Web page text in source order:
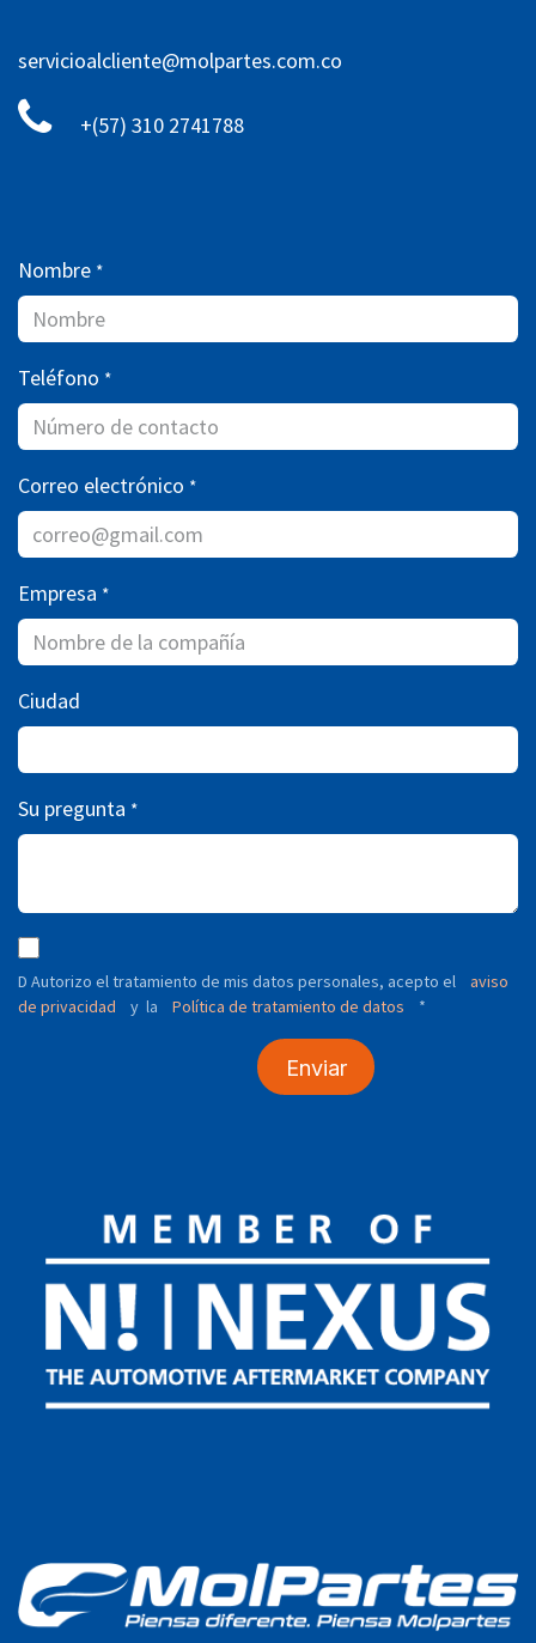
servicioalcliente@molpartes.com.co
+(57) 310 2741788
Nombre *
Teléfono *
Correo electrónico *
Empresa *
Ciudad
Su pregunta *
D Autorizo ​​el tratamiento de mis datos personales, acepto el
aviso
de privacidad
y la Política de tratamiento de datos *
Enviar